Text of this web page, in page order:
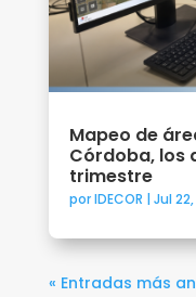
Mapeo de
Córdoba, los
trimestre
porIDECOR | Jul
« Entradas más